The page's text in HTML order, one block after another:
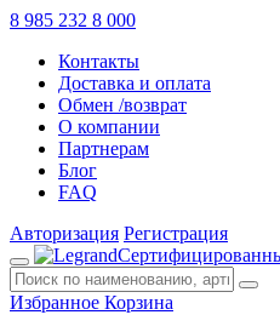
8 985 232 8 000
Контакты
Доставка и оплата
Обмен /возврат
О компании
Партнерам
Блог
FAQ
Авторизация Регистрация
Избранное Корзина